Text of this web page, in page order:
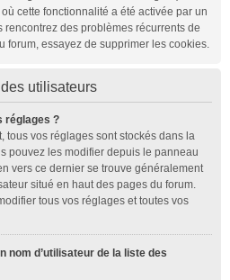
cette fonctionnalité a été activée par un
rencontrez des problèmes récurrents de
forum, essayez de supprimer les cookies.
utilisateurs
réglages ?
tous vos réglages sont stockés dans la
pouvez les modifier depuis le panneau
vers ce dernier se trouve généralement
situé en haut des pages du forum.
tous vos réglages et toutes vos
nom d’utilisateur de la liste des